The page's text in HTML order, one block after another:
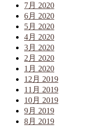
7月 2020
6月 2020
5月 2020
4月 2020
3月 2020
2月 2020
1月 2020
12月 2019
11月 2019
10月 2019
9月 2019
8月 2019